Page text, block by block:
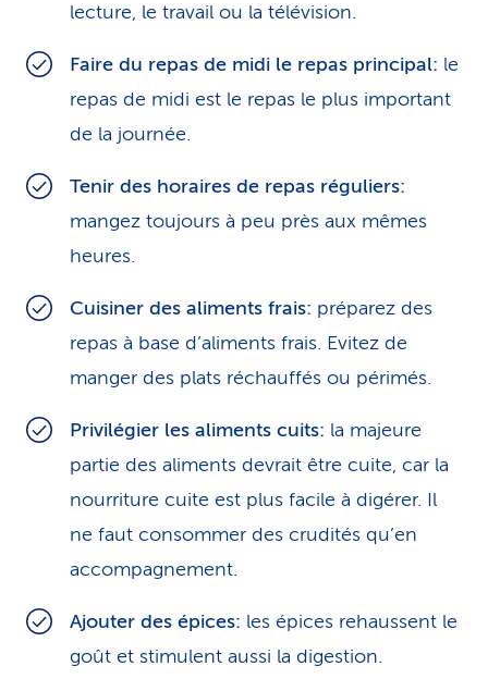
lecture, le travail ou la télévision.
Faire du repas de midi le repas principal: le
repas de midi est le repas le plus important
de la journée.
Tenir des horaires de repas réguliers:
mangez toujours à peu près aux mêmes
heures.
Cuisiner des aliments frais: préparez des
repas à base d’aliments frais. Evitez de
manger des plats réchauffés ou périmés.
Privilégier les aliments cuits: la majeure
partie des aliments devrait être cuite, car la
nourriture cuite est plus facile à digérer. Il
ne faut consommer des crudités qu’en
accompagnement.
Ajouter des épices: les épices rehaussent le
goût et stimulent aussi la digestion.